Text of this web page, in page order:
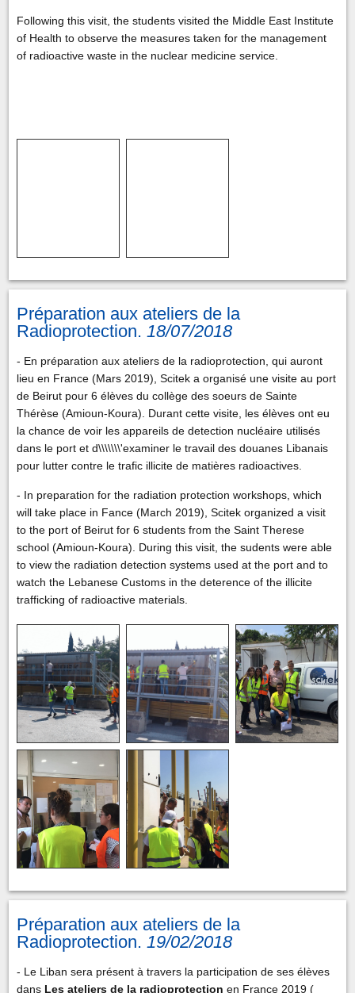
Following this visit, the students visited the Middle East Institute
of Health to observe the measures taken for the management
of radioactive waste in the nuclear medicine service.
Préparation aux ateliers de la
Radioprotection.18/07/2018
- En préparation aux ateliers de la radioprotection, qui auront
lieu en France (Mars 2019), Scitek a organisé une visite au port
de Beirut pour 6 élèves du collège des soeurs de Sainte
Thérèse (Amioun-Koura). Durant cette visite, les élèves ont eu
la chance de voir les appareils de detection nucléaire utilisés
dans le port et d\\\\\\\'examiner le travail des douanes Libanais
pour lutter contre le trafic illicite de matières radioactives.
- In preparation for the radiation protection workshops, which
will take place in Fance (March 2019), Scitek organized a visit
to the port of Beirut for 6 students from the Saint Therese
school (Amioun-Koura). During this visit, the sudents were able
to view the radiation detection systems used at the port and to
watch the Lebanese Customs in the deterence of the illicite
trafficking of radioactive materials.
Préparation aux ateliers de la
Radioprotection.19/02/2018
- Le Liban sera présent à travers la participation de ses élèves
dans Les ateliers de la radioprotection en France 2019 (